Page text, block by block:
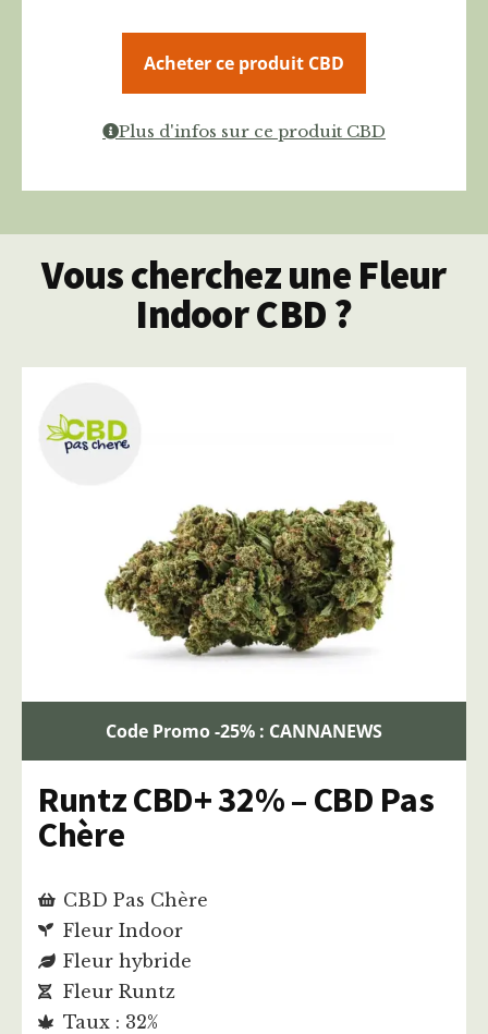
Acheter ce produit CBD
Plus d'infos sur ce produit CBD
Vous cherchez une Fleur
Indoor CBD ?
Code Promo -25% : CANNANEWS
Runtz CBD+ 32% – CBD Pas
Chère
CBD Pas Chère
Fleur Indoor
Fleur hybride
Fleur Runtz
Taux : 32%